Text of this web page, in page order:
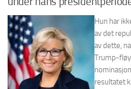
Hun har
av det
av dette,
Trump-
resultatet